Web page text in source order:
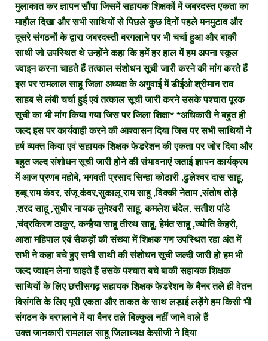
मुलाकात कर ज्ञापन सौंपा जिसमें सहायक शिक्षकों में जबरदस्त एकता का
माहौल दिखा और सभी साथियों से पिछले कुछ दिनों पहले मनमुटाव और
दूसरे संगठनों के द्वारा जबरदस्ती बरगलाने पर भी चर्चा हुआ और बाकी
साथी जो उपस्थित थे उन्होंने कहा कि हमें हर हाल में हम अपना स्कूल
ज्वाइन करना चाहते हैं तत्काल संशोधन सूची जारी करने की मांग करते हैं
इस पर रामलाल साहू जिला अध्यक्ष के अगुवाई में डीईओ श्रीमान राव
साहब से लंबी चर्चा हुई एवं तत्काल सूची जारी करने उसके पश्चात पूरक
सूची का भी मांग किया गया जिस पर जिला शिक्षा* *अधिकारी ने बहुत ही
जल्द इस पर कार्यवाही करने की आश्वासन दिया जिस पर सभी साथियों ने
हर्ष व्यक्त किया एवं सहायक शिक्षक फेडरेशन की एकता पर जोर दिया और
बहुत जल्द संशोधन सूची जारी होने की संभावनाएं जताई ज्ञापन कार्यक्रम
में आज प्रणब महोबे, भगवती प्रसाद सिन्हा कोठारी ,ढुलेश्वर दास साहू,
हब्बू राम कंवर, संजू कंवर,सुकालू राम साहू ,विक्की नेताम ,संतोष तोड़े
,शरद साहू ,सुधीर नायक लुमेश्वरी साहू, कमलेश चंदेल, सतीश पांडे
,चंद्रकिरण ठाकुर, कन्हैया साहू तीरथ साहू, हेमंत साहू ,ज्योति केहरी,
आशा महिपाल एवं सैकड़ों की संख्या में शिक्षक गण उपस्थित रहा अंत में
सभी ने कहा बचे हुए सभी साथी की संशोधन सूची जल्दी जारी हो हम भी
जल्द ज्वाइन लेना चाहते हैं उसके पश्चात बचे बाकी सहायक शिक्षक
साथियों के लिए छत्तीसगढ़ सहायक शिक्षक फेडरेशन के बैनर तले ही वेतन
विसंगति के लिए पूरी एकता और ताकत के साथ लड़ाई लड़ेंगे हम किसी भी
संगठन के बरगलाने में या बैनर तले बिल्कुल नहीं जाने वाले हैं
उक्त जानकारी रामलाल साहू जिलाध्यक्ष केसीजी ने दिया